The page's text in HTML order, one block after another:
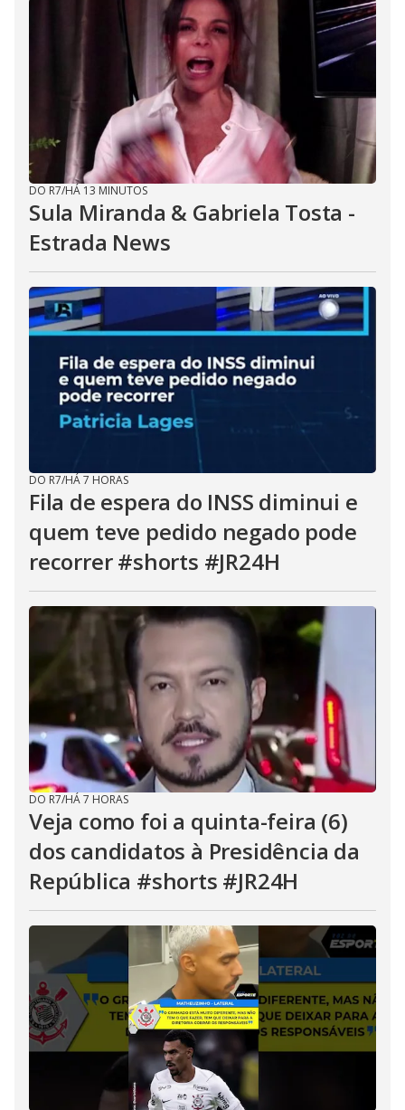
DO R7/HÁ 13 MINUTOS
Sula Miranda & Gabriela Tosta -
Estrada News
DO R7/HÁ 7 HORAS
Fila de espera do INSS diminui e
quem teve pedido negado pode
recorrer #shorts #JR24H
DO R7/HÁ 7 HORAS
Veja como foi a quinta-feira (6)
dos candidatos à Presidência da
República #shorts #JR24H